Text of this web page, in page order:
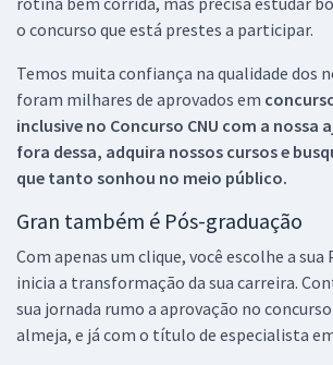
o concurso que está prestes a participar.
Temos muita confiança na qualidade dos
foram milhares de aprovados em
inclusive no Concurso CNU com a nossa
fora dessa, adquira nossos cursos e
que tanto sonhou no meio público.
Gran também é Pós-graduação
Com apenas um clique, você escolhe a sua
inicia a transformação da sua carreira.
sua jornada rumo a aprovação no
almeja, e já com o título de especialista